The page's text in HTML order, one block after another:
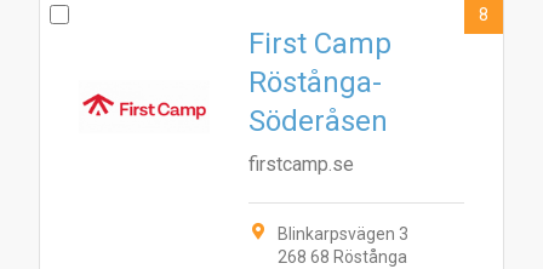
First Camp
Röstånga-
Söderåsen
firstcamp.se
Blinkarpsvägen 3
268 68 Röstånga
8